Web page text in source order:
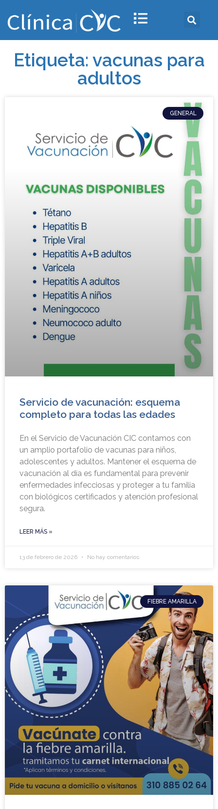
Etiqueta: vacunas para
adultos
GENERAL
Servicio de vacunación: esquema
completo para todas las edades
En el Servicio de Vacunación CIC contamos con
un amplio portafolio de vacunas para niños,
adolescentes y adultos. Mantener el esquema de
vacunación al día es fundamental para prevenir
enfermedades infecciosas y proteger a tu familia
con biológicos certificados y atención profesional
segura.
LEER MÁS »
13 de febrero de 2026 No hay comentarios
FIEBRE AMARILLA